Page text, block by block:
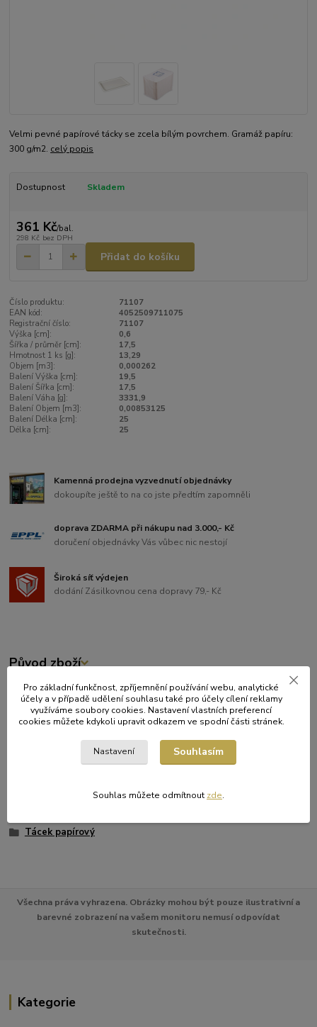
Velmi pevné papírové tácky se zcela bílým povrchem. Gramáž papíru:
300 g/m2. celý popis
Dostupnost Skladem
361 Kč/bal.
298 Kč bez DPH
Přidat do košíku
Číslo produktu:
71107
EAN kód:
4052509711075
Registrační číslo:
71107
Výška [cm]:
0,6
Šířka / průměr [cm]:
17,5
Hmotnost 1 ks [g]:
13,29
Objem [m3]:
0,000262
Balení Výška [cm]:
19,5
Balení Šířka [cm]:
17,5
Balení Váha [g]:
3331,9
Balení Objem [m3]:
0,00853125
Balení Délka [cm]:
25
Délka [cm]:
25
Kamenná prodejna vyzvednutí objednávky
dokoupíte ještě to na co jste předtím zapomněli
doprava ZDARMA při nákupu nad 3.000,- Kč
doručení objednávky Vás vůbec nic nestojí
Široká síť výdejen
dodání Zásilkovnou cena dopravy 79,- Kč
Původ zboží
Zboží zařazeno v kategoriích
JEDNORÁZOVÉ NÁDOBÍ
Tácek papírový
Všechna práva vyhrazena. Obrázky mohou být pouze ilustrativní a
barevné zobrazení na vašem monitoru nemusí odpovídat
skutečnosti.
Kategorie
Pro základní funkčnost, zpříjemnění používání webu, analytické
účely a v případě udělení souhlasu také pro účely cílení reklamy
využíváme soubory cookies. Nastavení vlastních preferencí
cookies můžete kdykoli upravit odkazem ve spodní části stránek.
Nastavení Souhlasím
Souhlas můžete odmítnout zde.